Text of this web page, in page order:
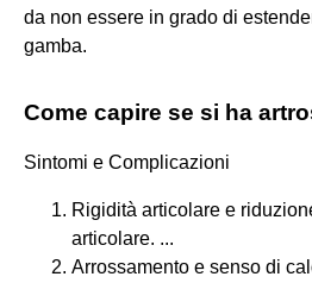
da non essere in grado di
gamba.
Come capire se si ha
Sintomi e Complicazioni
Rigidità articolare e
articolare. ...
Arrossamento e senso di